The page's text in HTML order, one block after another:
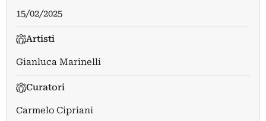
15/02/2025
Artisti
Gianluca Marinelli
Curatori
Carmelo Cipriani